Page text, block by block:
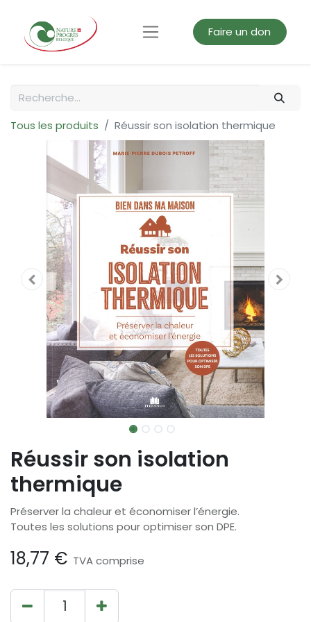
Faire un don
Tous les produits Réussir son isolation thermique
Réussir son isolation
thermique
Préserver la chaleur et économiser l’énergie.
Toutes les solutions pour optimiser son DPE.
18,77 € TVA comprise